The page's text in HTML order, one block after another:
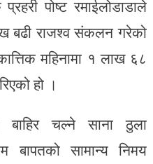
पोष्ट रमाईलोडाडाले
बढी राजश्व संकलन गरेको
महिनामा १ लाख ६८
हो ।
चल्ने साना ठुला
बापतको सामान्य निमय